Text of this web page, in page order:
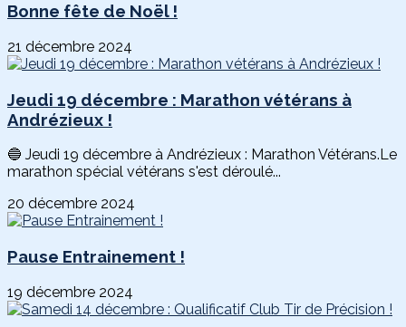
Bonne fête de Noël !
21 décembre 2024
Jeudi 19 décembre : Marathon vétérans à
Andrézieux !
🔵 Jeudi 19 décembre à Andrézieux : Marathon Vétérans.Le
marathon spécial vétérans s'est déroulé...
20 décembre 2024
Pause Entrainement !
19 décembre 2024